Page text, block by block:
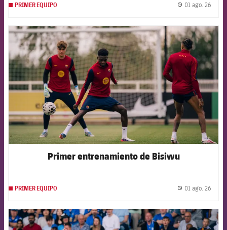
PRIMER EQUIPO 01 ago. 26
FCB Barcelona badge
Primer entrenamiento de Bisiwu
PRIMER EQUIPO 01 ago. 26
FCB Barcelona badge